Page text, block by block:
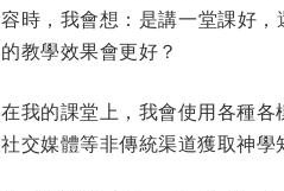
容時，我會想：是講一堂課好
的教學效果會更好？
在我的課堂上，我會使用各種
社交媒體等非傳統渠道獲取神